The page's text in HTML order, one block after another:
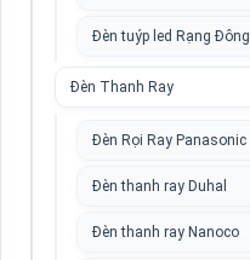
Đèn tuýp led Rạng Đông
Đèn Thanh Ray
Đèn Rọi Ray Panasonic
Đèn thanh ray Duhal
Đèn thanh ray Nanoco